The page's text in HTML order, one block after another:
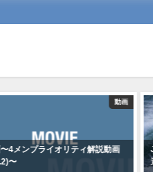
動画
4メンプライオリティ解説動画
〜